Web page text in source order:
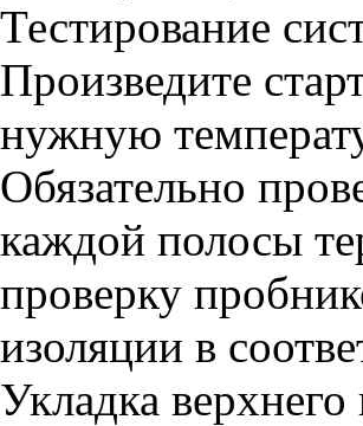
Тестирование
Произведите
нужную
Обязательно
каждой полосы
проверку
изоляции в
Укладка